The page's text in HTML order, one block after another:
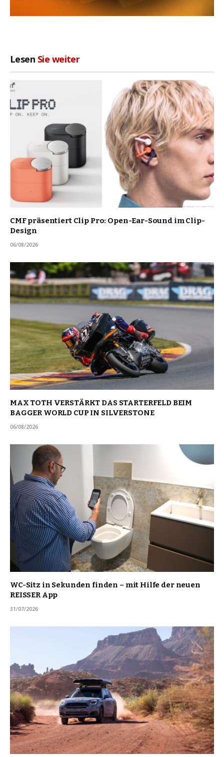
Lesen Sie weiter
CMF präsentiert Clip Pro: Open-Ear-Sound im Clip-
Design
06/08/2026
MAX TOTH VERSTÄRKT DAS STARTERFELD BEIM
BAGGER WORLD CUP IN SILVERSTONE
06/08/2026
WC-Sitz in Sekunden finden – mit Hilfe der neuen
REISSER App
31/07/2026